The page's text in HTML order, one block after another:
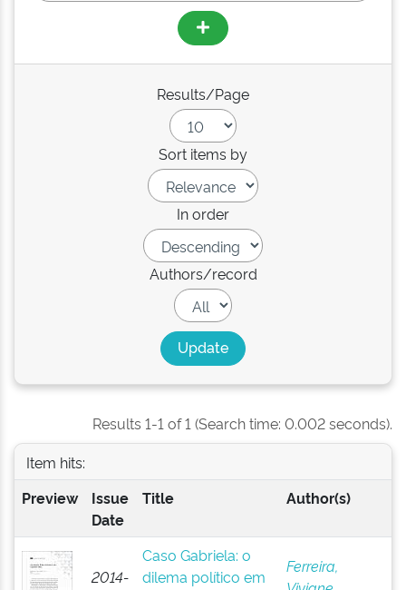
Results/Page
Sort items by
In order
Authors/record
Results 1-1 of 1 (Search time: 0.002 seconds).
Item hits:
Preview
Issue
Date
Title Author(s)
2014-
Caso Gabriela: o
dilema político em
Ferreira,